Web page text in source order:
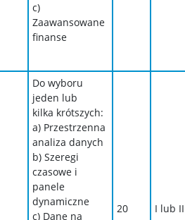
c)
Zaawansowane
finanse
Do wyboru
jeden lub
kilka krótszych:
a) Przestrzenna
analiza danych
b) Szeregi
czasowe i
panele
dynamiczne
c) Dane na
20 I lub II